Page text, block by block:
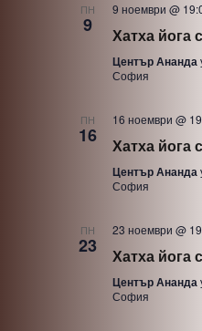
ПН
9
9 ноември @
Хатха йога
Център Ананда
София
ПН
16
16 ноември @
Хатха йога
Център Ананда
София
ПН
23
23 ноември @
Хатха йога
Център Ананда
София